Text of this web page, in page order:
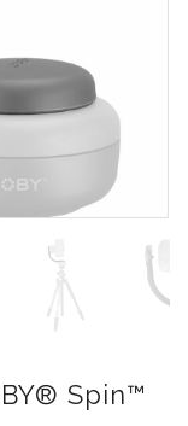
Spin™